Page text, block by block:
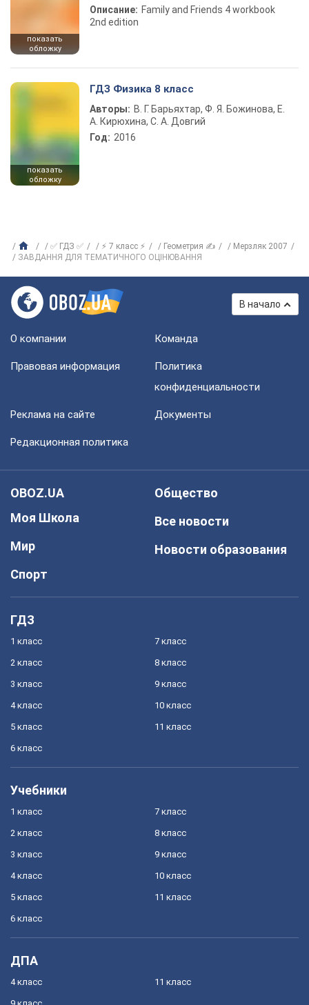
показать
обложку
Описание: Family and Friends 4 workbook
2nd edition
показать
обложку
ГДЗ Физика 8 класс
Авторы: В. Г. Барьяхтар, Ф. Я. Божинова, Е.
А. Кирюхина, С. А. Довгий
Год: 2016
✅ ГДЗ ✅ ⚡ 7 класс ⚡ Геометрия ✍
Мерзляк 2007
ЗАВДАННЯ ДЛЯ ТЕМАТИЧНОГО ОЦІНЮВАННЯ
В начало
О компании Команда
Правовая информация
Политика
конфиденциальности
Реклама на сайте Документы
Редакционная политика
OBOZ.UA
Моя Школа
Мир
Спорт
Общество
Все новости
Новости образования
ГДЗ
1 класс
2 класс
3 класс
4 класс
5 класс
6 класс
7 класс
8 класс
9 класс
10 класс
11 класс
Учебники
1 класс
2 класс
3 класс
4 класс
5 класс
6 класс
7 класс
8 класс
9 класс
10 класс
11 класс
ДПА
4 класс 11 класс